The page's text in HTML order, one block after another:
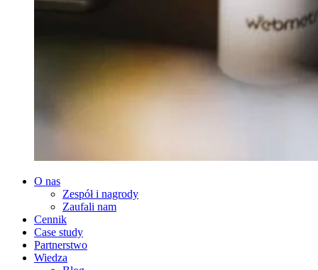
O nas
Zespół i nagrody
Zaufali nam
Cennik
Case study
Partnerstwo
Wiedza